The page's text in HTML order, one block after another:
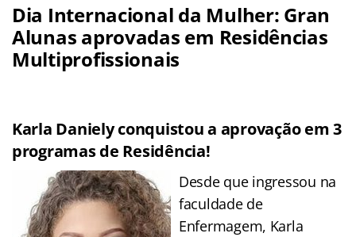
Dia Internacional da Mulher: Gran
Alunas aprovadas em Residências
Multiprofissionais
Karla Daniely conquistou a aprovação em 3
programas de Residência!
Desde que ingressou na
faculdade de
Enfermagem, Karla